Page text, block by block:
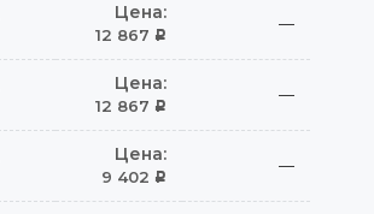
Цена:
12 867 Р
—
Цена:
12 867 Р
—
Цена:
9 402 Р
—